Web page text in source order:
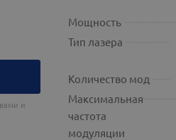
и
Мощность
Тип лазера
Количество мод
Максимальная
частота
модуляции